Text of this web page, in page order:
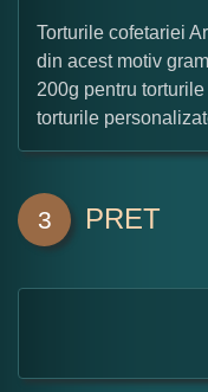
Torturile cofetariei
din acest motiv
200g pentru
torturile
3 PRET